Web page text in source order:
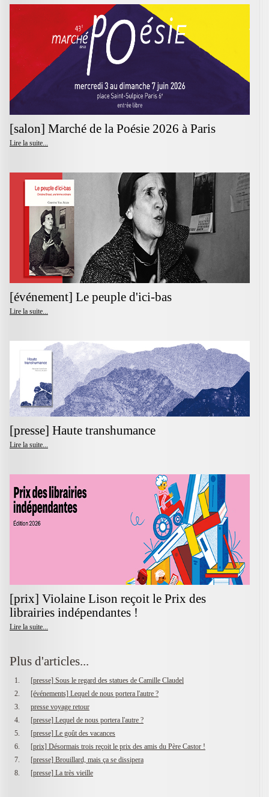
[salon] Marché de la Poésie 2026 à Paris
Lire la suite...
[événement] Le peuple d'ici-bas
Lire la suite...
[presse] Haute transhumance
Lire la suite...
[prix] Violaine Lison reçoit le Prix des
librairies indépendantes !
Lire la suite...
Plus d'articles...
[presse] Sous le regard des statues de Camille Claudel
[événements] Lequel de nous portera l'autre ?
presse voyage retour
[presse] Lequel de nous portera l'autre ?
[presse] Le goût des vacances
[prix] Désormais trois reçoit le prix des amis du Père Castor !
[presse] Brouillard, mais ça se dissipera
[presse] La très vieille